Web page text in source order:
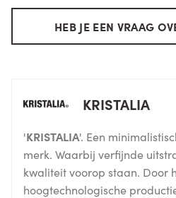
HEB JE EEN VRAAG
KRISTALIA
'KRISTALIA'. Een
merk. Waarbij verfijnde
kwaliteit voorop staan. Door
hoogtechnologische